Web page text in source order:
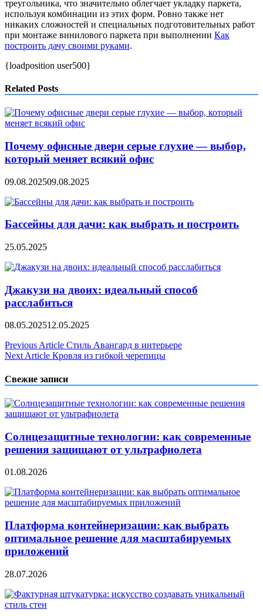
треугольника, что значительно облегчает укладку паркета,
используя комбинации из этих форм. Ровно также нет
никаких сложностей и специальных подготовительных работ
при монтаже винилового паркета при выполнении Как
построить дачу своими руками.
{loadposition user500}
Related Posts
Почему офисные двери серые глухие — выбор,
который меняет всякий офис
09.08.202509.08.2025
Бассейны для дачи: как выбрать и построить
25.05.2025
Джакузи на двоих: идеальный способ
расслабиться
08.05.202512.05.2025
Навигация
по
записям
Previous Article Стиль Авангард в интерьере
Next Article Кровля из гибкой черепицы
Свежие записи
Солнцезащитные технологии: как современные
решения защищают от ультрафиолета
01.08.2026
Платформа контейнеризации: как выбрать
оптимальное решение для масштабируемых
приложений
28.07.2026